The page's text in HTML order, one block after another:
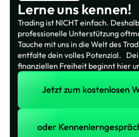
Lerne uns kennen!
Trading ist NICHT einfach.
professionelle Unterstützung
Tauche mit uns in die Welt des
entfalte dein volles Potenzial.
finanziellen Freiheit beginnt hier
Jetzt zum kostenlosen
Jetzt zum kostenlosen
oder
oder Kennenlerngespräch